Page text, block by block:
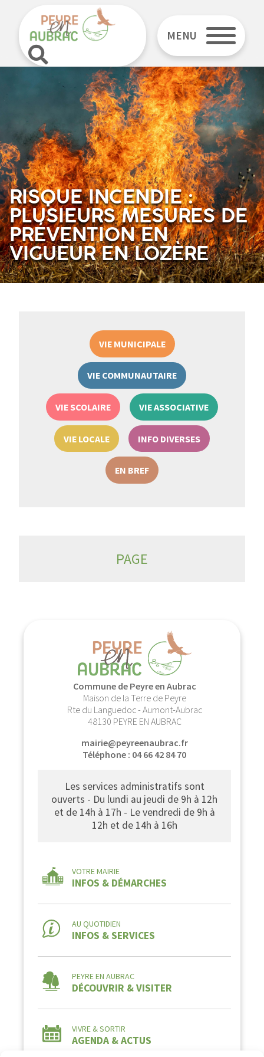
MENU
RISQUE INCENDIE :
PLUSIEURS MESURES DE
PRÉVENTION EN
VIGUEUR EN LOZÈRE
VIE MUNICIPALE
VIE COMMUNAUTAIRE
VIE SCOLAIRE VIE ASSOCIATIVE
VIE LOCALE INFO DIVERSES
EN BREF
PAGE
Les services administratifs sont
ouverts - Du lundi au jeudi de 9h à 12h
et de 14h à 17h - Le vendredi de 9h à
12h et de 14h à 16h
Commune de Peyre en Aubrac
Maison de la Terre de Peyre
Rte du Languedoc - Aumont-Aubrac
48130 PEYRE EN AUBRAC
mairie@peyreenaubrac.fr
Téléphone : 04 66 42 84 70
VOTRE MAIRIE
INFOS & DÉMARCHES
AU QUOTIDIEN
INFOS & SERVICES
PEYRE EN AUBRAC
DÉCOUVRIR & VISITER
VIVRE & SORTIR
AGENDA & ACTUS